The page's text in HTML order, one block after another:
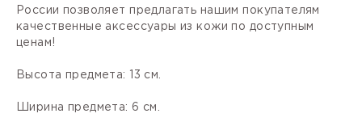
России позволяет предлагать нашим покупателям
качественные аксессуары из кожи по доступным
ценам!
Высота предмета: 13 см.
Ширина предмета: 6 см.